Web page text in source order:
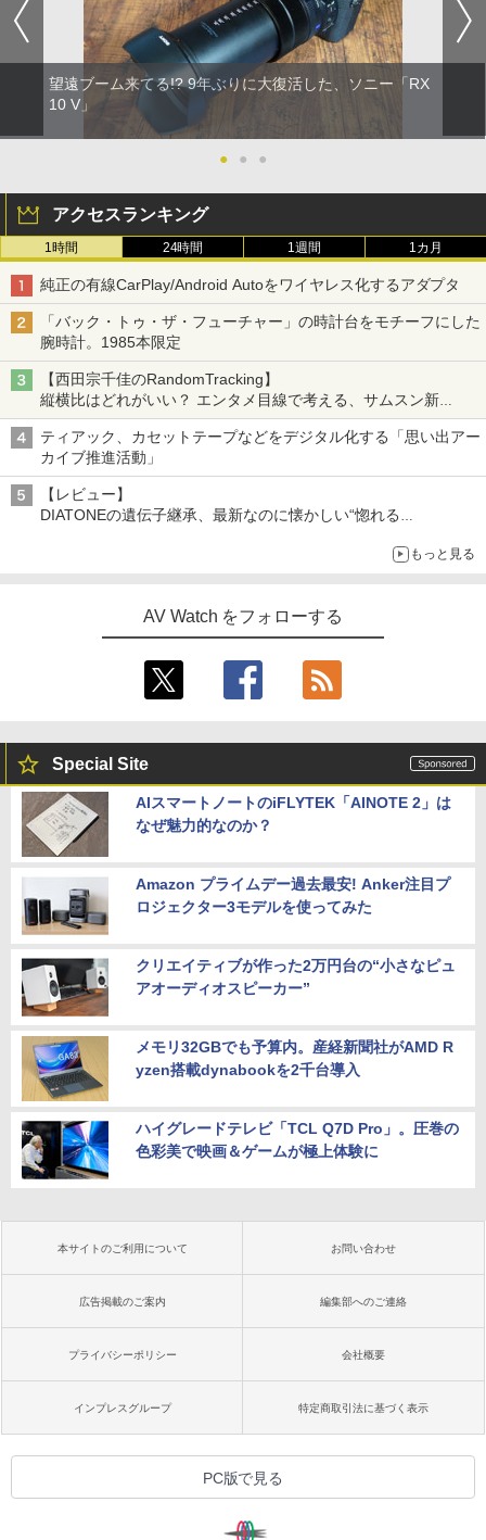
望遠ブーム来てる!? 9年ぶりに大復活した、ソニー「RX
10 V」
● ● ●
アクセスランキング
1時間 24時間 1週間 1カ月
純正の有線CarPlay/Android Autoをワイヤレス化するアダプタ
「バック・トゥ・ザ・フューチャー」の時計台をモチーフにした
腕時計。1985本限定
【西田宗千佳のRandomTracking】
縦横比はどれがいい？ エンタメ目線で考える、サムスン新
「Galaxy Z Fold」
ティアック、カセットテープなどをデジタル化する「思い出アー
カイブ推進活動」
【レビュー】
DIATONEの遺伝子継承、最新なのに懐かしい“惚れる
もっと見る
AV Watch をフォローする
Special Site
AIスマートノートのiFLYTEK「AINOTE 2」は
なぜ魅力的なのか？
Amazon プライムデー過去最安! Anker注目プ
ロジェクター3モデルを使ってみた
クリエイティブが作った2万円台の“小さなピュ
アオーディオスピーカー”
メモリ32GBでも予算内。産経新聞社がAMD R
yzen搭載dynabookを2千台導入
ハイグレードテレビ「TCL Q7D Pro」。圧巻の
色彩美で映画＆ゲームが極上体験に
本サイトのご利用について お問い合わせ
広告掲載のご案内 編集部へのご連絡
プライバシーポリシー 会社概要
インプレスグループ 特定商取引法に基づく表示
PC版で見る